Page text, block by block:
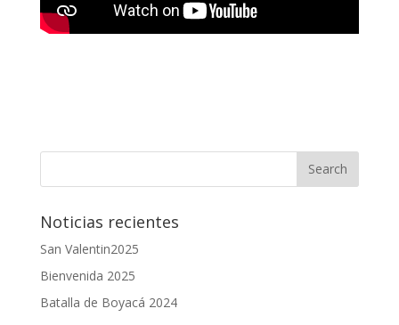
Noticias recientes
San Valentin2025
Bienvenida 2025
Batalla de Boyacá 2024